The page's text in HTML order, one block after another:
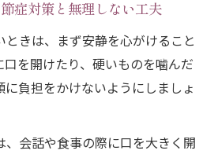
症対策と無理しない工夫
きは、まず安静を心がけること
を開けたり、硬いものを噛んだ
に負担をかけないようにしましょ
、会話や食事の際に口を大きく開